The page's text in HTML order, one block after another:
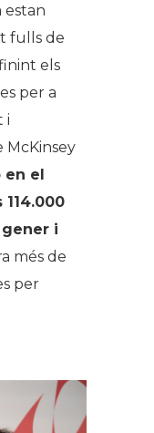
estan
fulls de
els
per a
i
en el
i
més de
per